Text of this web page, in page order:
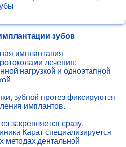
зубов
имплантация
лечения:
нагрузкой и одноэтапной
зубной протез фиксируются
имплантов.
закрепляется сразу.
Карат специализируется
дентальной